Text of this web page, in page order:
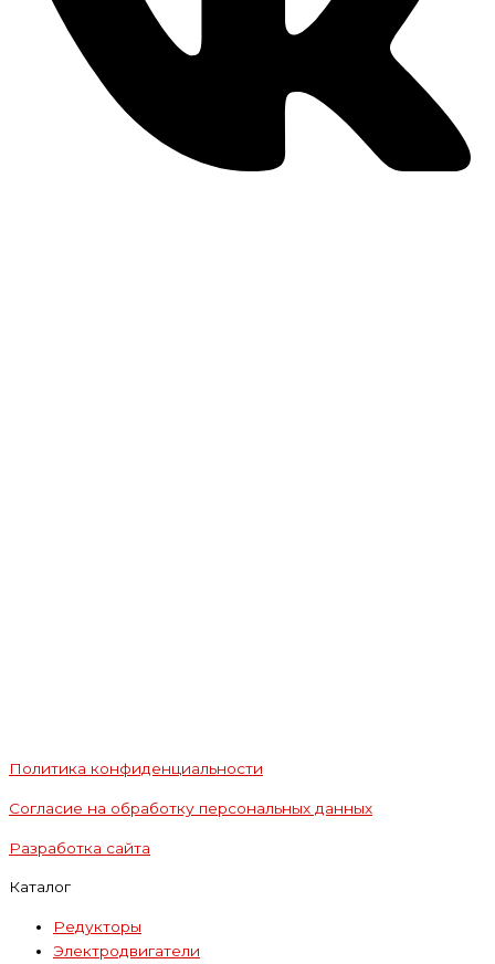
Политика конфиденциальности
Согласие на обработку персональных данных
Разработка сайта
Каталог
Редукторы
Электродвигатели